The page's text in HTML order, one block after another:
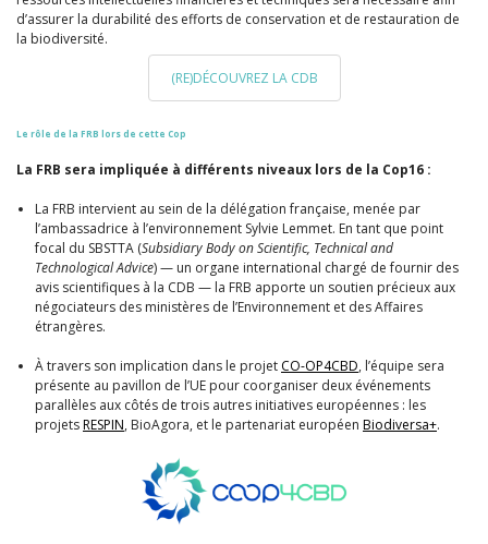
d’assurer la durabilité des efforts de conservation et de restauration de
la biodiversité.
(RE)DÉCOUVREZ LA CDB
Le rôle de la FRB lors de cette Cop
La FRB sera impliquée à différents niveaux lors de la Cop16 :
La FRB intervient au sein de la délégation française, menée par
l’ambassadrice à l’environnement Sylvie Lemmet. En tant que point
focal du SBSTTA (Subsidiary Body on Scientific, Technical and
Technological Advice) — un organe international chargé de fournir des
avis scientifiques à la CDB — la FRB apporte un soutien précieux aux
négociateurs des ministères de l’Environnement et des Affaires
étrangères.
À travers son implication dans le projet CO-OP4CBD, l’équipe sera
présente au pavillon de l’UE pour coorganiser deux événements
parallèles aux côtés de trois autres initiatives européennes : les
projetsRESPIN, BioAgora, et le partenariat européen Biodiversa+.